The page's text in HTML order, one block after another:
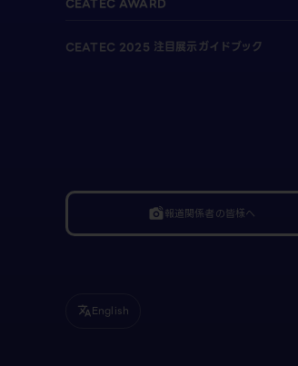
CEATEC 2025 注目展示ガイドブック
linked_camera報道関係者の皆様へ
translateEnglish